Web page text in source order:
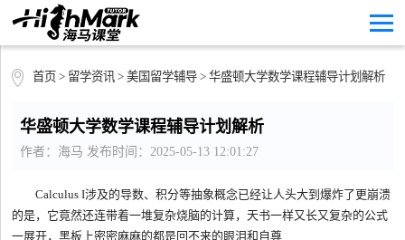
首页 > 留学资讯> 美国留学辅导> 华盛顿大学数学课程辅导计划解析
华盛顿大学数学课程辅导计划解析
作者：海马 发布时间：2025-05-13 12:01:27
Calculus I涉及的导数、积分等抽象概念已经让人头大到爆炸了更崩溃
的是，它竟然还连带着一堆复杂烧脑的计算，天书一样又长又复杂的公式
一展开，黑板上密密麻麻的都是回不来的眼泪和自尊